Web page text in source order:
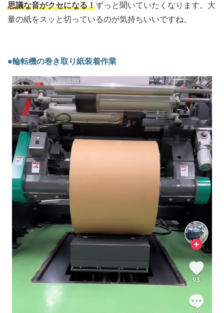
思議な音がクセになる！ずっと聞いていたくなります。大
量の紙をスッと切っているのが気持ちいいですね。
●輪転機の巻き取り紙装着作業